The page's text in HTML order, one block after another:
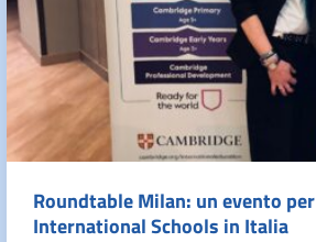
Roundtable Milan: un evento
International Schools in Italia